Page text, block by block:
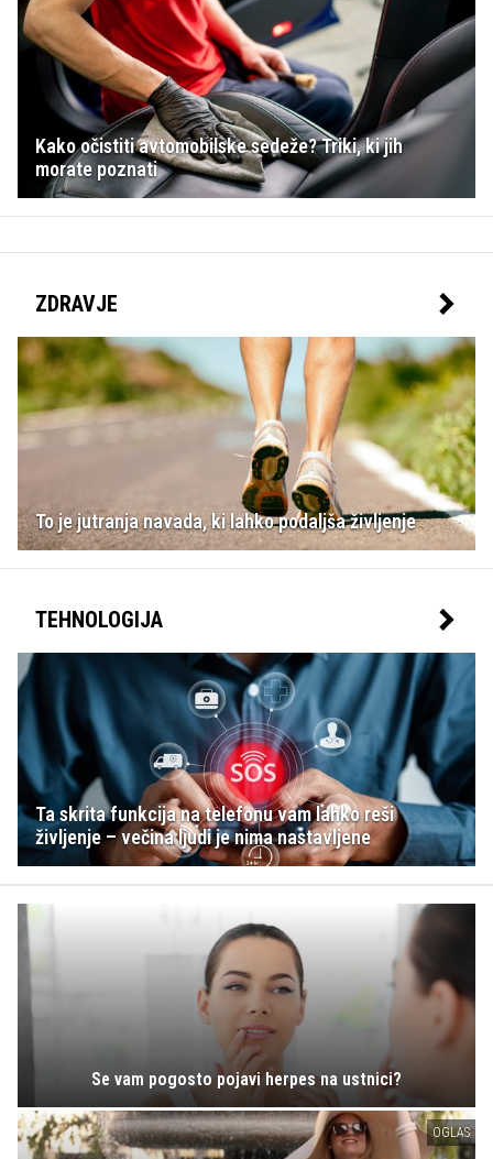
Kako očistiti avtomobilske sedeže? Triki, ki jih
morate poznati
ZDRAVJE
To je jutranja navada, ki lahko podaljša življenje
TEHNOLOGIJA
Ta skrita funkcija na telefonu vam lahko reši
življenje – večina ljudi je nima nastavljene
Se vam pogosto pojavi herpes na ustnici?
OGLAS